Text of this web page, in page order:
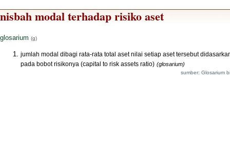
nisbah modal terhadap risiko aset
glosarium (g)
jumlah modal dibagi rata-rata total aset nilai setiap aset tersebut
pada bobot risikonya (capital to risk assets ratio) (glosarium)
sumber: Glosarium